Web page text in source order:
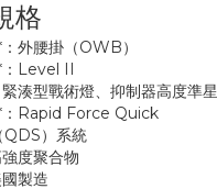
格
外腰掛（OWB）
：Level II
湊型戰術燈、抑制器高度準
：Rapid Force Quick
）系統
度聚合物
製造